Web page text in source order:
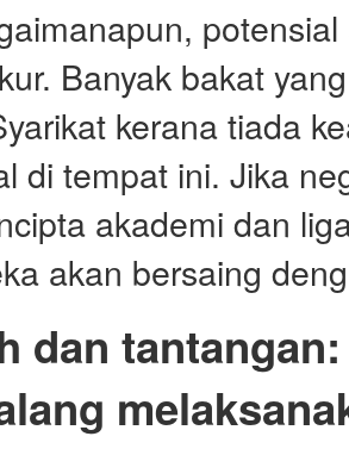
Banyak bakat
kerana tiada
di tempat ini. Jika
akademi dan
akan bersaing
dan